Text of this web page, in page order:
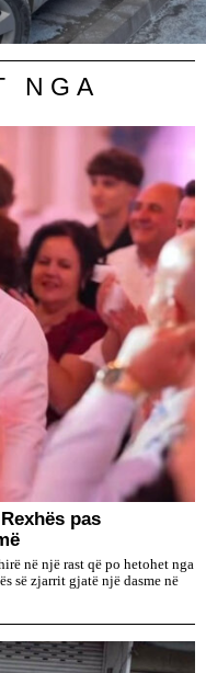
NGA
pas
në një rast që po hetohet nga
së zjarrit gjatë një dasme në